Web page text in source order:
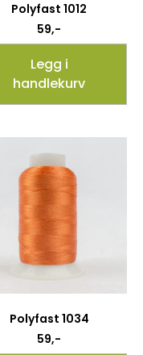
Polyfast 1012
59,-
Legg i
handlekurv
Polyfast 1034
59,-